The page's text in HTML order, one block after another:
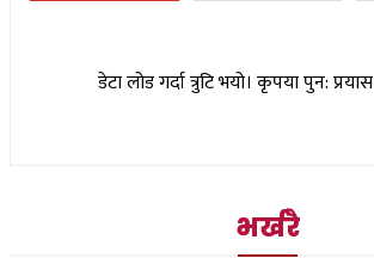
डेटा लोड गर्दा त्रुटि भयो। कृपया पुन: प्रयास
भर्खरै